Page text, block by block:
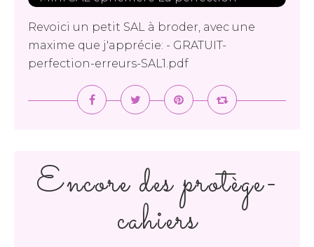
Revoici un petit SAL à broder, avec une
maxime que j'apprécie: - GRATUIT-
perfection-erreurs-SAL1.pdf
Encore des protège-
cahiers